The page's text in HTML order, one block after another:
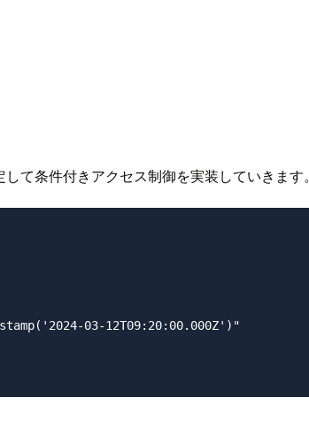
て条件付きアクセス制御を実装していきます。
03-12T09:20:00.000Z')"